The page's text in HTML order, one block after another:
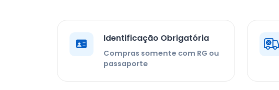
Identificação Obrigatória
Compras somente com RG ou
passaporte